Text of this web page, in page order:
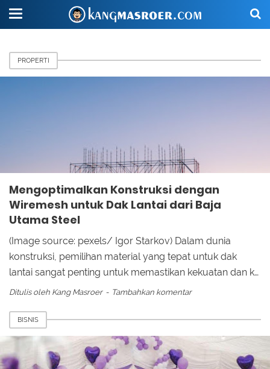
PROPERTI
Mengoptimalkan Konstruksi dengan
Wiremesh untuk Dak Lantai dari Baja
Utama Steel
(Image source: pexels/ Igor Starkov) Dalam dunia
konstruksi, pemilihan material yang tepat untuk dak
lantai sangat penting untuk memastikan kekuatan dan k…
Ditulis oleh Kang Masroer Tambahkan komentar
BISNIS